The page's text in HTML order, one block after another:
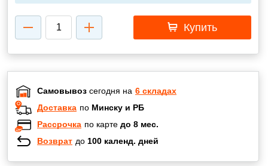
Купить
Самовывоз сегодня на 6 складах
Доставка по Минску и РБ
Рассрочка по карте до 8 мес.
Возврат до 100 календ. дней